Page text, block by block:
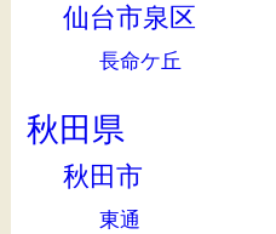
仙台市泉区
長命ケ丘
秋田県
秋田市
東通